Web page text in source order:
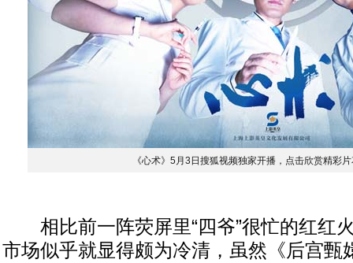
《心术》5月3日搜狐视频独家开播，点击欣赏精彩
相比前一阵荧屏里“四爷”很忙的红红
市场似乎就显得颇为冷清，虽然《后宫甄